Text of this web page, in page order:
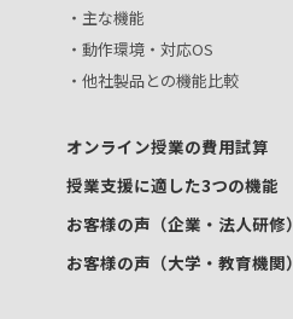
・主な機能
・動作環境・対応OS
・他社製品との機能比較
オンライン授業の費用試算
授業支援に適した3つの機能
お客様の声（企業・法人研修）
お客様の声（大学・教育機関）